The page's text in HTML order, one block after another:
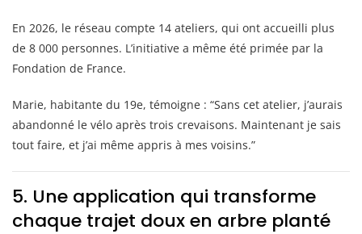
En 2026, le réseau compte 14 ateliers, qui ont accueilli plus
de 8 000 personnes. L’initiative a même été primée par la
Fondation de France.
Marie, habitante du 19e, témoigne : “Sans cet atelier, j’aurais
abandonné le vélo après trois crevaisons. Maintenant je sais
tout faire, et j’ai même appris à mes voisins.”
5. Une application qui transforme
chaque trajet doux en arbre planté